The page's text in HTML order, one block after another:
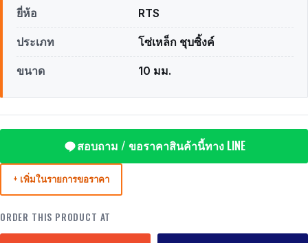
ยี่ห้อ RTS
ประเภท โซ่เหล็ก ชุบซิ้งค์
ขนาด 10 มม.
สอบถาม / ขอราคาสินค้านี้ทาง LINE
+ เพิ่มในรายการขอราคา
ORDER THIS PRODUCT AT